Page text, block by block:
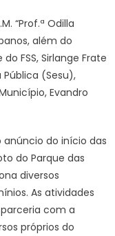
“Prof.ª Odilla
além do
FSS, Sirlange Frate
(Sesu),
Evandro
do início das
do Parque das
diversos
As atividades
com a
próprios do